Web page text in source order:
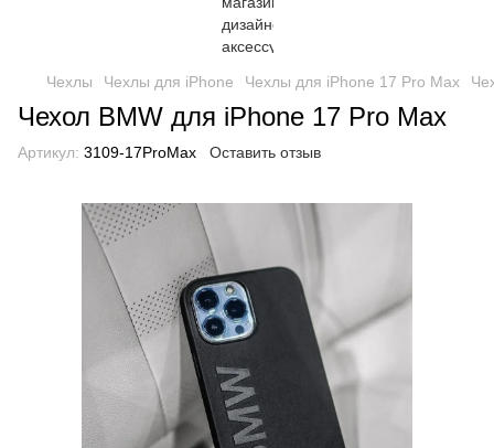
Чехлы Чехлы для iPhone Чехлы для iPhone 17 Pro Max
Чехол BMW для iPhone 17 Pro Max
Артикул: 3109-17ProMax Оставить отзыв